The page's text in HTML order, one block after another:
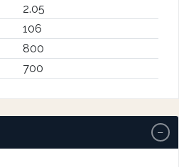
2.05
106
800
700
−